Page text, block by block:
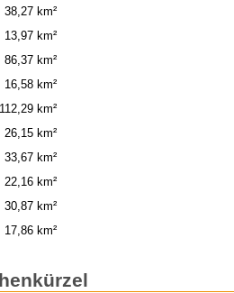
38,27 km²
13,97 km²
86,37 km²
16,58 km²
112,29 km²
26,15 km²
33,67 km²
22,16 km²
30,87 km²
17,86 km²